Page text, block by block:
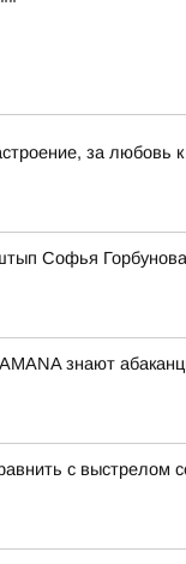
за
Софья
знают
с выстрелом